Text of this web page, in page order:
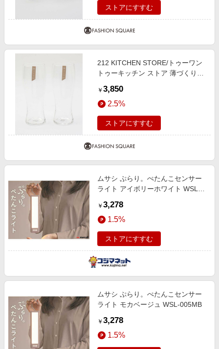
ストアにすすむ
212 KITCHEN STORE/トゥーワン
トゥーキッチン ストア 薄づくり麦
00(FREE)
￥ 3,850
2.5%
ストアにすすむ
ムサシ ぷらり。ぺたんこセンサー
ライト アイボリーホワイト WSL-
￥ 3,278
1.5%
ストアにすすむ
ムサシ ぷらり。ぺたんこセンサー
ライト モカベージュ WSL-005MB
￥ 3,278
1.5%